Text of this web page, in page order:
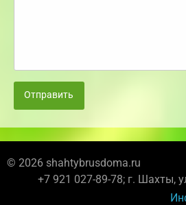
Отправить
© 2026 shahtybrusdoma.ru
+7 921 027-89-78; г. Шахты,